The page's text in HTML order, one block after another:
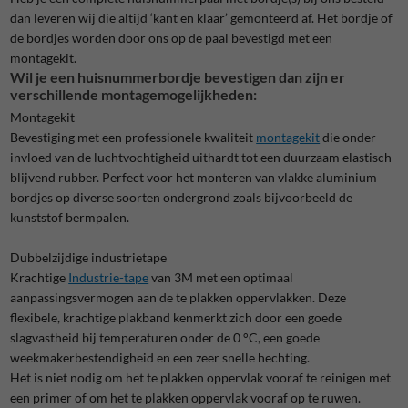
dan leveren wij die altijd ‘kant en klaar’ gemonteerd af. Het bordje of
de bordjes worden door ons op de paal bevestigd met een
montagekit.
Wil je een huisnummerbordje bevestigen dan zijn er
verschillende montagemogelijkheden:
Montagekit
Bevestiging met een professionele kwaliteit montagekitdie onder
invloed van de luchtvochtigheid uithardt tot een duurzaam elastisch
blijvend rubber. Perfect voor het monteren van vlakke aluminium
bordjes op diverse soorten ondergrond zoals bijvoorbeeld de
kunststof bermpalen.
Dubbelzijdige industrietape
Krachtige Industrie-tapevan 3M met een optimaal
aanpassingsvermogen aan de te plakken oppervlakken. Deze
flexibele, krachtige plakband kenmerkt zich door een goede
slagvastheid bij temperaturen onder de 0 °C, een goede
weekmakerbestendigheid en een zeer snelle hechting.
Het is niet nodig om het te plakken oppervlak vooraf te reinigen met
een primer of om het te plakken oppervlak vooraf op te ruwen.